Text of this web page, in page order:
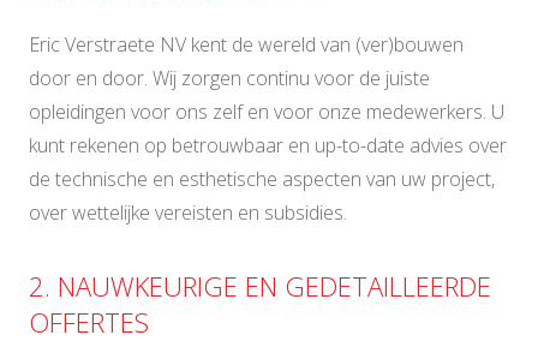
Eric Verstraete NV kent de wereld van (ver)bouwen
door en door. Wij zorgen continu voor de juiste
opleidingen voor ons zelf en voor onze medewerkers. U
kunt rekenen op betrouwbaar en up-to-date advies over
de technische en esthetische aspecten van uw project,
over wettelijke vereisten en subsidies.
2. NAUWKEURIGE EN GEDETAILLEERDE
OFFERTES